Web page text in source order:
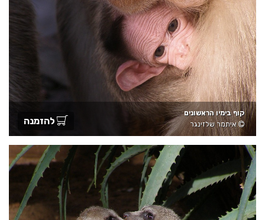
קוף בימיו הראשונים
איתמר שלזינגר
להזמנה